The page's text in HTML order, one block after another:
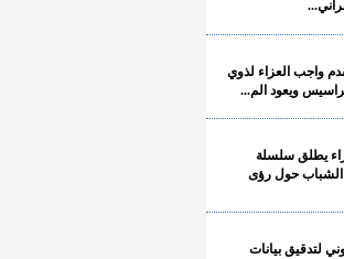
واجب العزاء لذوي
ويعود الم...
يطلق سلسلة
الشباب حول رؤى
لتدقيق بيانات